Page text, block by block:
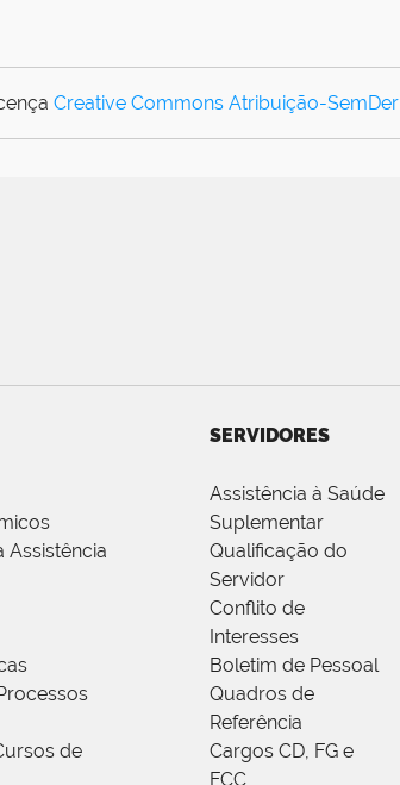
Creative Commons Atribuição-
Assistência
de
SERVIDORES
Assistência à Saúde
Suplementar
Qualificação do
Servidor
Conflito de
Interesses
Boletim de Pessoal
Quadros de
Referência
Cargos CD, FG e
FCC